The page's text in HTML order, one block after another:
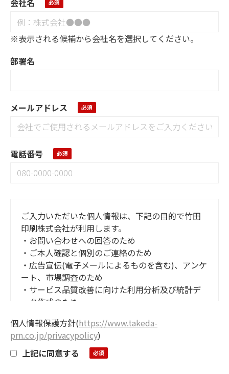
会社名
※表示される候補から会社名を選択してください。
部署名
メールアドレス
電話番号
ご入力いただいた個人情報は、下記の目的で竹田
印刷株式会社が利用します。
・お問い合わせへの回答のため
・ご本人確認と個別のご連絡のため
・広告宣伝(電子メールによるものを含む)、アンケ
ート、市場調査のため
・サービス品質改善に向けた利用分析及び統計デ
ータ作成のため
情報保護方針に記載されています。
個人情報保護方針(https://www.takeda-
prn.co.jp/privacypolicy)
上記に同意する